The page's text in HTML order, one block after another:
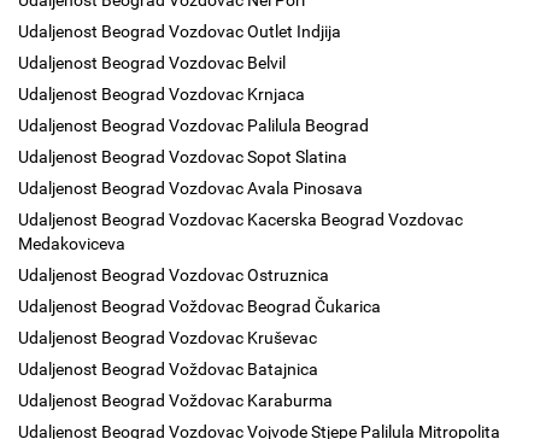
Udaljenost Beograd Vozdovac Outlet Indjija
Udaljenost Beograd Vozdovac Belvil
Udaljenost Beograd Vozdovac Krnjaca
Udaljenost Beograd Vozdovac Palilula Beograd
Udaljenost Beograd Vozdovac Sopot Slatina
Udaljenost Beograd Vozdovac Avala Pinosava
Udaljenost Beograd Vozdovac Kacerska Beograd Vozdovac
Medakoviceva
Udaljenost Beograd Vozdovac Ostruznica
Udaljenost Beograd Voždovac Beograd Čukarica
Udaljenost Beograd Vozdovac Kruševac
Udaljenost Beograd Voždovac Batajnica
Udaljenost Beograd Voždovac Karaburma
Udaljenost Beograd Vozdovac Vojvode Stjepe Palilula Mitropolita